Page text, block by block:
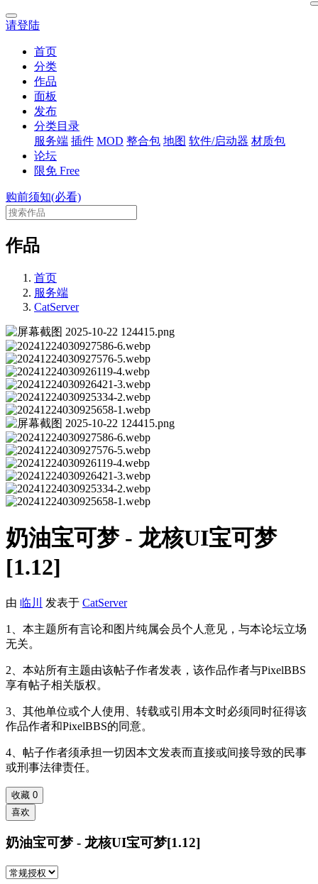
请登陆
首页
分类
作品
面板
发布
分类目录
服务端 插件 MOD 整合包 地图 软件/启动器 材质包
论坛
限免 Free
购前须知(必看)
作品
首页
服务端
CatServer
奶油宝可梦 - 龙核UI宝可梦
[1.12]
由 临川 发表于 CatServer
1、本主题所有言论和图片纯属会员个人意见，与本论坛立场
无关。
2、本站所有主题由该帖子作者发表，该作品作者与PixelBBS
享有帖子相关版权。
3、其他单位或个人使用、转载或引用本文时必须同时征得该
作品作者和PixelBBS的同意。
4、帖子作者须承担一切因本文发表而直接或间接导致的民事
或刑事法律责任。
收藏 0
喜欢
奶油宝可梦 - 龙核UI宝可梦[1.12]